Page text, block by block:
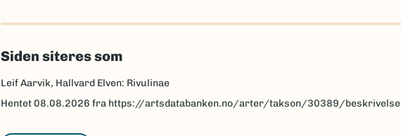
Siden siteres som
Leif Aarvik, Hallvard Elven: Rivulinae
Hentet 08.08.2026 fra https://artsdatabanken.no/arter/takson/30389/beskrivelse